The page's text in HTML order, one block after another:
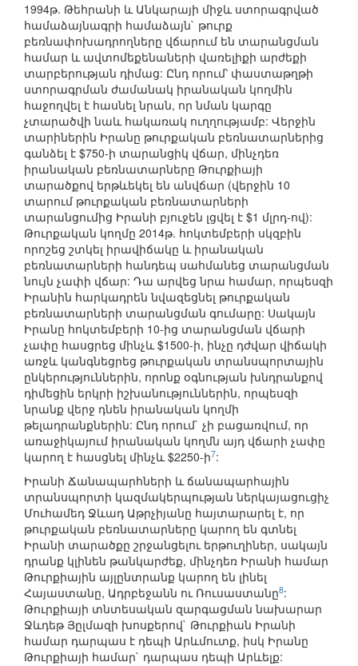
1994թ. Թեհրանի և Անկարայի միջև ստորագրված
համաձայնագրի համաձայն` թուրք
բեռնափոխադրողները վճարում են տարանցման
համար և ավտոմեքենաների վառելիքի արժեքի
տարբերության դիմաց: Ընդ որում՝ փաստաթղթի
ստորագրման ժամանակ իրանական կողմին
հաջողվել է հասնել նրան, որ նման կարգը
չտարածվի նաև հակառակ ուղղությամբ: Վերջին
տարիներին Իրանը թուրքական բեռնատարներից
գանձել է $750-ի տարանցիկ վճար, մինչդեռ
իրանական բեռնատարները Թուրքիայի
տարածքով երթևեկել են անվճար (վերջին 10
տարում թուրքական բեռնատարների
տարանցումից Իրանի բյուջեն լցվել է $1 մլրդ-ով):
Թուրքական կողմը 2014թ. հոկտեմբերի սկզբին
որոշեց շտկել իրավիճակը և իրանական
բեռնատարների հանդեպ սահմանեց տարանցման
նույն չափի վճար: Դա արվեց նրա համար, որպեսզի
Իրանին հարկադրեն նվազեցնել թուրքական
բեռնատարների տարանցման գումարը: Սակայն
Իրանը հոկտեմբերի 10-ից տարանցման վճարի
չափը հասցրեց մինչև $1500-ի, ինչը դժվար վիճակի
առջև կանգնեցրեց թուրքական տրանսպորտային
ընկերություններին, որոնք օգնության խնդրանքով
դիմեցին երկրի իշխանություններին, որպեսզի
նրանք վերջ դնեն իրանական կողմի
թելադրանքներին: Ընդ որում` չի բացառվում, որ
առաջիկայում իրանական կողմն այդ վճարի չափը
կարող է հասցնել մինչև $2250-ի7:
Իրանի Ճանապարհների և ճանապարհային
տրանսպորտի կազմակերպության ներկայացուցիչ
Մուհամեդ Ջևադ Աթրչիյանը հայտարարել է, որ
թուրքական բեռնատարները կարող են գտնել
Իրանի տարածքը շրջանցելու երթուղիներ, սակայն
դրանք կլինեն թանկարժեք, մինչդեռ Իրանի համար
Թուրքիային այլընտրանք կարող են լինել
Հայաստանը, Ադրբեջանն ու Ռուսաստանը8:
Թուրքիայի տնտեսական զարգացման նախարար
Ջևդեթ Յըլմազի խոսքերով` Թուրքիան Իրանի
համար դարպաս է դեպի Արևմուտք, իսկ Իրանը
Թուրքիայի համար` դարպաս դեպի Արևելք: